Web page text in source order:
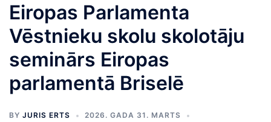
Eiropas Parlamenta
Vēstnieku skolu skolotāju
seminārs Eiropas
parlamentā Briselē
BY JURIS ERTS
2026. GADA 31. MARTS